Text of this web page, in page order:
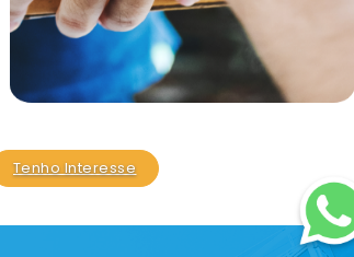
Tenho Interesse